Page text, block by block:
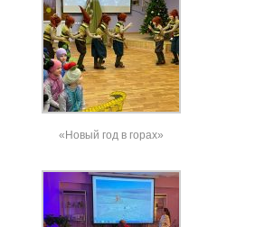
«Новый год в горах»